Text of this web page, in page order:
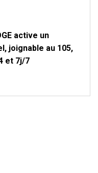
active un
joignable au 105,
et 7j/7